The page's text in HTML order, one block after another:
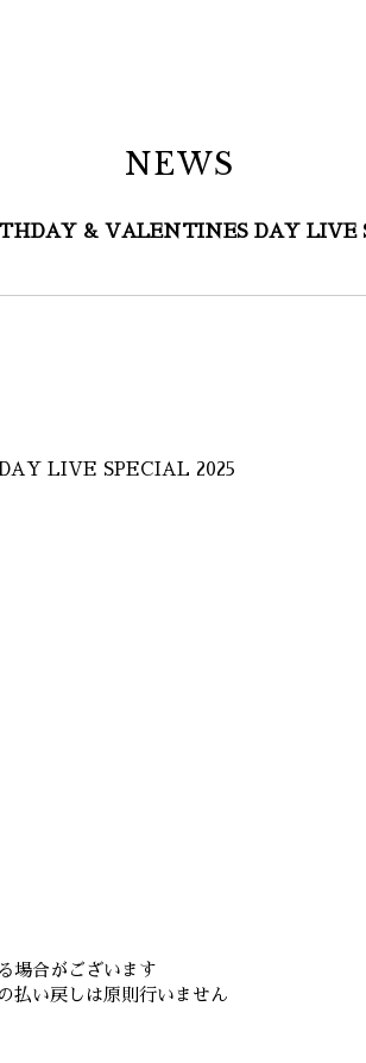
NEWS
& VALENTINES DAY LIVE
LIVE SPECIAL 2025
場合がございます
払い戻しは原則行いません